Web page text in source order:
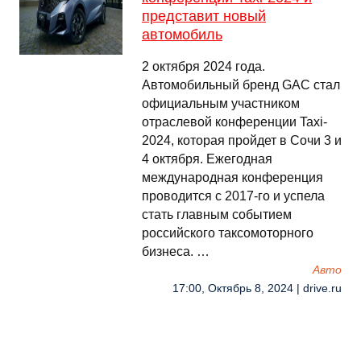
представит новый
автомобиль
2 октября 2024 года.
Автомобильный бренд GAC стал
официальным участником
отраслевой конференции Taxi-
2024, которая пройдет в Сочи 3 и
4 октября. Ежегодная
международная конференция
проводится с 2017-го и успела
стать главным событием
российского таксомоторного
бизнеса. …
Авто
17:00, Октябрь 8, 2024 | drive.ru